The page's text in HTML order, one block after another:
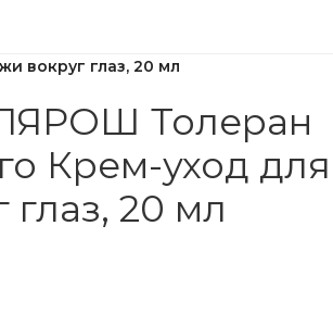
вокруг глаз, 20 мл
Толеран
Крем-уход для
глаз, 20 мл